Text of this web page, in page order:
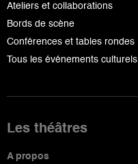
Ateliers et collaborations
Bords de scène
Conférences et tables rondes
Tous les événements culturels
Les théâtres
A propos